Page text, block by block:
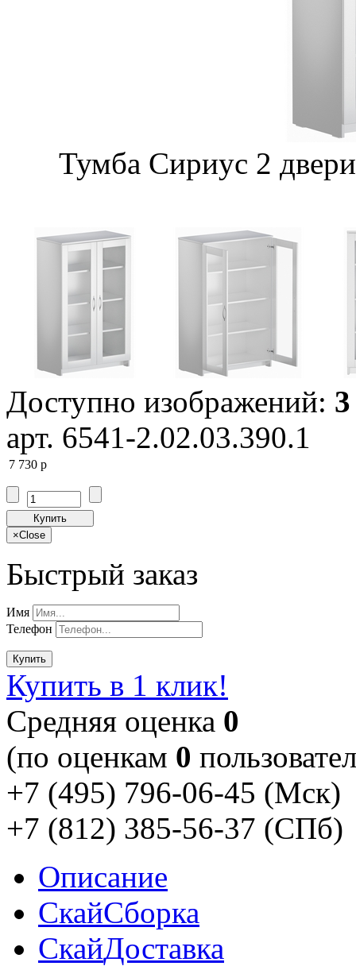
Тумба Сириус 2
Доступно изображений: 3
арт. 6541-2.02.03.390.1
7 730 p
Купить
×Close
Быстрый заказ
Имя
Телефон
Купить
Купить в 1 клик!
Cредняя оценка 0
(по оценкам 0
+7 (495) 796-06-45 (Мск)
+7 (812) 385-56-37 (СПб)
Описание
СкайСборка
СкайДоставка